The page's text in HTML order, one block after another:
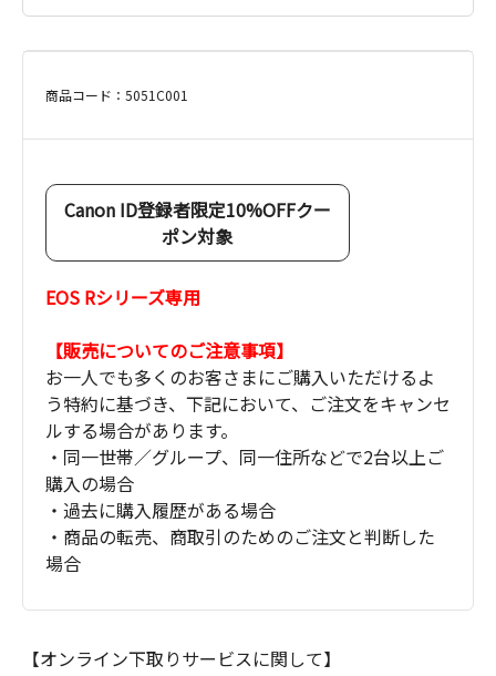
商品コード：5051C001
Canon ID登録者限定10%OFFクー
ポン対象
EOS Rシリーズ専用
【販売についてのご注意事項】
お一人でも多くのお客さまにご購入いただけるよ
う特約に基づき、下記において、ご注文をキャンセ
ルする場合があります。
・同一世帯／グループ、同一住所などで2台以上ご
購入の場合
・過去に購入履歴がある場合
・商品の転売、商取引のためのご注文と判断した
場合
【オンライン下取りサービスに関して】